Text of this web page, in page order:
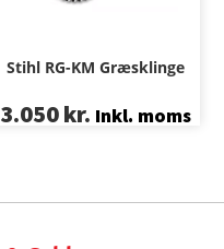
Stihl RG-KM Græsklinge
3.050kr. Inkl. moms